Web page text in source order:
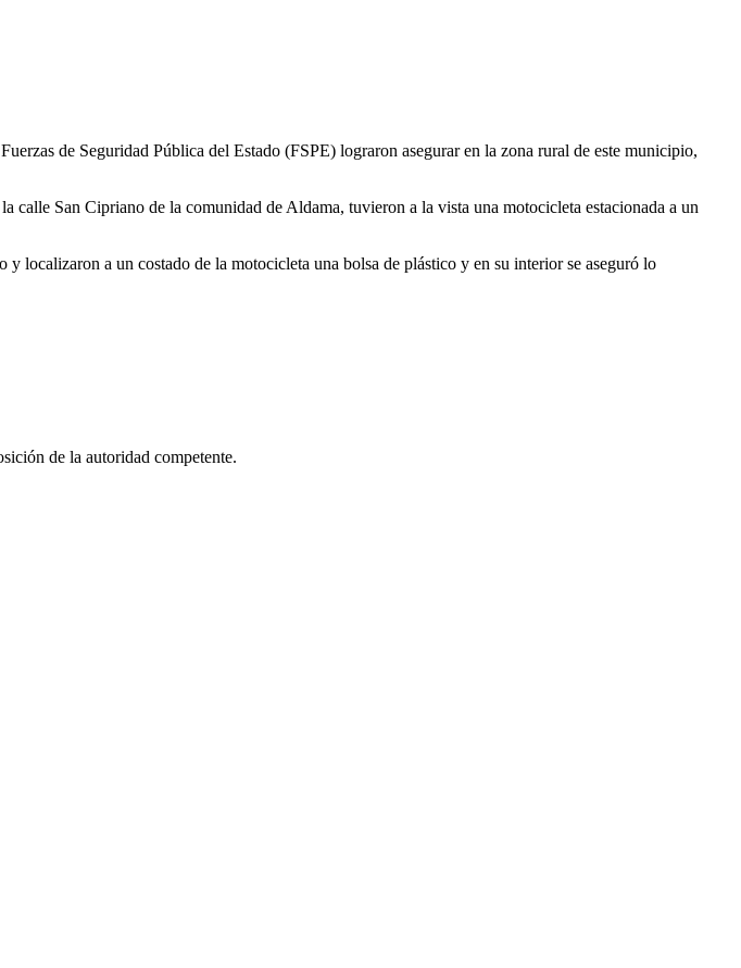
de Seguridad Pública del Estado (FSPE) lograron asegurar en la zona rural de este municipio,
San Cipriano de la comunidad de Aldama, tuvieron a la vista una motocicleta estacionada a un
localizaron a un costado de la motocicleta una bolsa de plástico y en su interior se aseguró lo
de la autoridad competente.